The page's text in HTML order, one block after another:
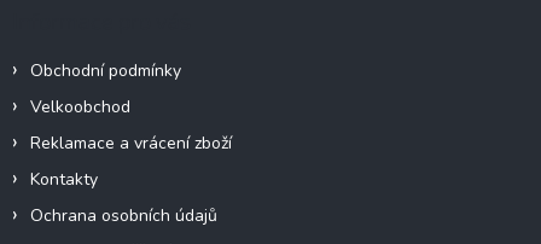
Obchodní podmínky
Velkoobchod
Reklamace a vrácení zboží
Kontakty
Ochrana osobních údajů